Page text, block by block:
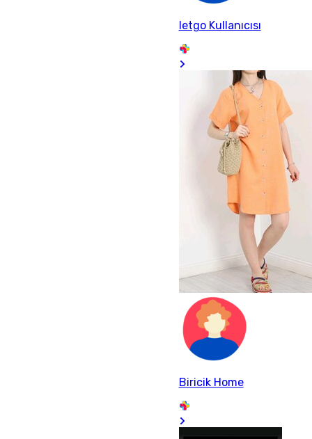
letgo Kullanıcısı
Biricik Home